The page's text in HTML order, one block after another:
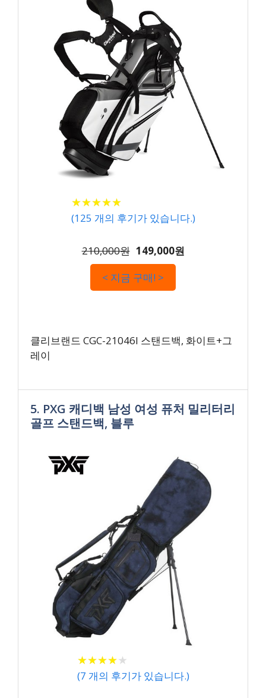
★★★★★
★★★★★
(125 개의 후기가 있습니다.)
210,000원 149,000원
< 지금 구매! >
클리브랜드 CGC-21046I 스탠드백, 화이트+그
레이
5. PXG 캐디백 남성 여성 퓨처 밀리터리
골프 스탠드백, 블루
★★★★★
★★★★★
(7 개의 후기가 있습니다.)